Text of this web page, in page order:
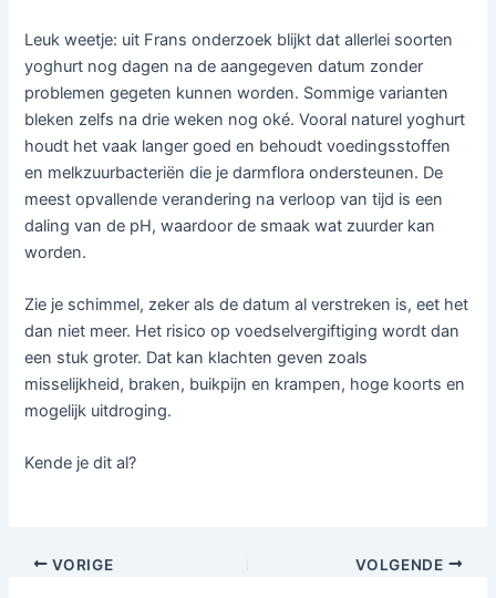
Leuk weetje: uit Frans onderzoek blijkt dat allerlei soorten
yoghurt nog dagen na de aangegeven datum zonder
problemen gegeten kunnen worden. Sommige varianten
bleken zelfs na drie weken nog oké. Vooral naturel yoghurt
houdt het vaak langer goed en behoudt voedingsstoffen
en melkzuurbacteriën die je darmflora ondersteunen. De
meest opvallende verandering na verloop van tijd is een
daling van de pH, waardoor de smaak wat zuurder kan
worden.
Zie je schimmel, zeker als de datum al verstreken is, eet het
dan niet meer. Het risico op voedselvergiftiging wordt dan
een stuk groter. Dat kan klachten geven zoals
misselijkheid, braken, buikpijn en krampen, hoge koorts en
mogelijk uitdroging.
Kende je dit al?
VORIGE VOLGENDE